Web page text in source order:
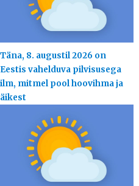
Täna, 8. augustil 2026 on
Eestis vahelduva pilvisusega
ilm, mitmel pool hoovihma ja
äikest